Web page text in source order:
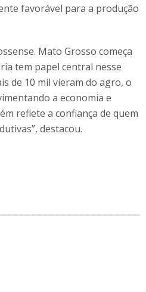
favorável para a produção
Mato Grosso começa
tem papel central nesse
de 10 mil vieram do agro, o
a economia e
reflete a confiança de quem
destacou.